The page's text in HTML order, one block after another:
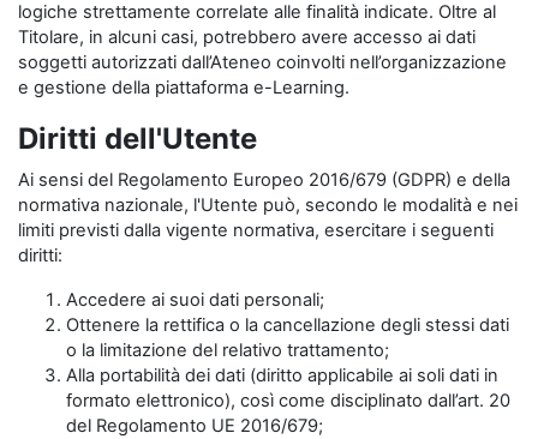
logiche strettamente correlate alle finalità indicate. Oltre al
Titolare, in alcuni casi, potrebbero avere accesso ai dati
soggetti autorizzati dall’Ateneo coinvolti nell’organizzazione
e gestione della piattaforma e-Learning.
Diritti dell'Utente
Ai sensi del Regolamento Europeo 2016/679 (GDPR) e della
normativa nazionale, l'Utente può, secondo le modalità e nei
limiti previsti dalla vigente normativa, esercitare i seguenti
diritti:
Accedere ai suoi dati personali;
Ottenere la rettifica o la cancellazione degli stessi dati
o la limitazione del relativo trattamento;
Alla portabilità dei dati (diritto applicabile ai soli dati in
formato elettronico), così come disciplinato dall’art. 20
del Regolamento UE 2016/679;